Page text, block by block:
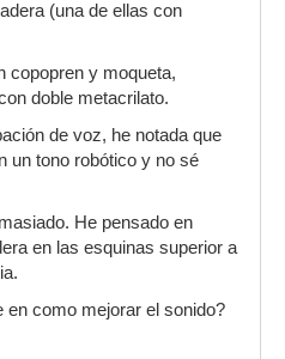
(una de ellas con
copopren y moqueta,
doble metacrilato.
de voz, he notada que
un tono robótico y no sé
He pensado en
en las esquinas superior a
en como mejorar el sonido?